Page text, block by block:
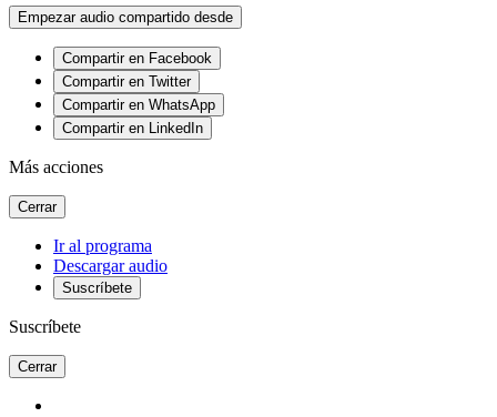
Empezar audio compartido desde
Compartir en Facebook
Compartir en Twitter
Compartir en WhatsApp
Compartir en LinkedIn
Más acciones
Cerrar
Ir al programa
Descargar audio
Suscríbete
Suscríbete
Cerrar